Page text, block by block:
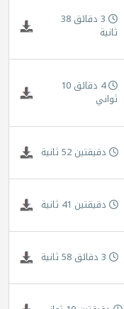
3 دقائق 38
ثانية
4 دقائق 10
ثواني
دقيقتين 52 ثانية
دقيقتين 41 ثانية
3 دقائق 58 ثانية